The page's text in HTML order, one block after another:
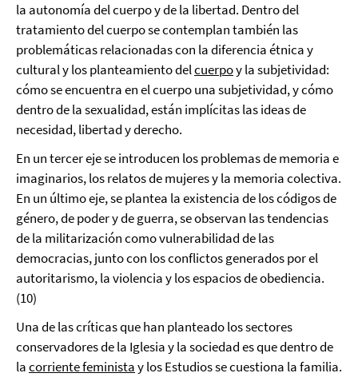
la autonomía del cuerpo y de la libertad. Dentro del
tratamiento del cuerpo se contemplan también las
problemáticas relacionadas con la diferencia étnica y
cultural y los planteamiento delcuerpoy la subjetividad:
cómo se encuentra en el cuerpo una subjetividad, y cómo
dentro de la sexualidad, están implícitas las ideas de
necesidad, libertad y derecho.
En un tercer eje se introducen los problemas de memoria e
imaginarios, los relatos de mujeres y la memoria colectiva.
En un último eje, se plantea la existencia de los códigos de
género, de poder y de guerra, se observan las tendencias
de la militarización como vulnerabilidad de las
democracias, junto con los conflictos generados por el
autoritarismo, la violencia y los espacios de obediencia.
(10)
Una de las críticas que han planteado los sectores
conservadores de la Iglesia y la sociedad es que dentro de
lacorriente feministay los Estudios se cuestiona la familia.